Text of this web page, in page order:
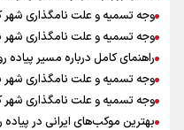
وجه تسمیه و علت نامگذاری شهر
وجه تسمیه و علت نامگذاری
راهنمای کامل درباره مسیر پیاده
وجه تسمیه و علت نامگذاری شهر
وجه تسمیه و علت نامگذاری شهر
بهترین موکب‌های ایرانی در پیاده